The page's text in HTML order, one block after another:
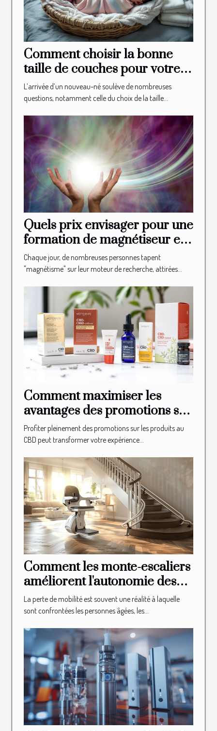
Comment choisir la bonne
taille de couches pour votre
nouveau-né?
L’arrivée d’un nouveau-né soulève de nombreuses
questions, notamment celle du choix de la taille...
Quels prix envisager pour une
formation de magnétiseur en
ligne ?
Chaque jour, de nombreuses personnes tapent
"magnétisme" sur leur moteur de recherche, attirées...
Comment maximiser les
avantages des promotions sur
les produits au CBD ?
Profiter pleinement des promotions sur les produits au
CBD peut transformer votre expérience...
Comment les monte-escaliers
améliorent l'autonomie des
seniors
La perte de mobilité est souvent une réalité à laquelle
sont confrontées les personnes âgées, les...